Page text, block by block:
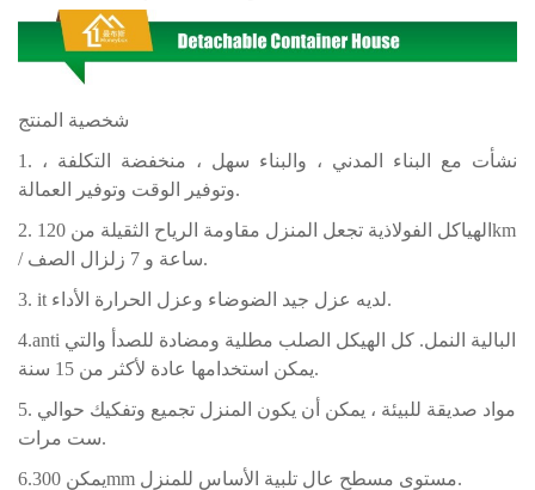
شخصية المنتج
1. نشأت مع البناء المدني ، والبناء سهل ، منخفضة التكلفة ،
وتوفير الوقت وتوفير العمالة.
2. الهياكل الفولاذية تجعل المنزل مقاومة الرياح الثقيلة من 120km
/ ساعة و 7 زلزال الصف.
3. it لديه عزل جيد الضوضاء وعزل الحرارة الأداء.
4.anti البالية النمل. كل الهيكل الصلب مطلية ومضادة للصدأ والتي
يمكن استخدامها عادة لأكثر من 15 سنة.
5. مواد صديقة للبيئة ، يمكن أن يكون المنزل تجميع وتفكيك حوالي
ست مرات.
يمكن 6.300mm مستوى مسطح عال تلبية الأساس للمنزل.